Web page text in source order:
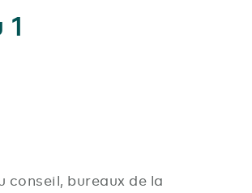
conseil, bureaux de la